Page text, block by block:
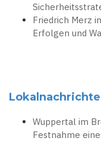
Friedrich Merz
Erfolgen und
Wuppertal im
Festnahme